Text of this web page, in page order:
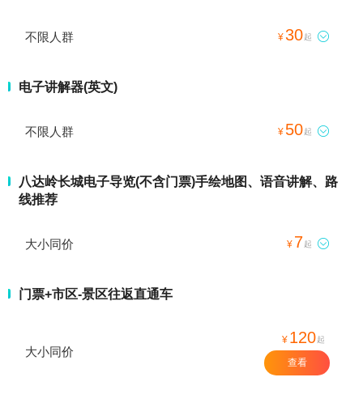
不限人群 ¥30起 
电子讲解器(英文)
不限人群 ¥ 50起 
八达岭长城电子导览(不含门票)手绘地图、语音讲解、路
线推荐
大小同价 ¥ 7起 
门票+市区-景区往返直通车
大小同价
¥ 120起
查看